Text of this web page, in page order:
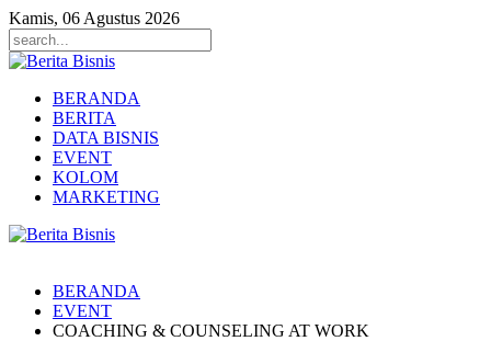
Kamis, 06 Agustus 2026
BERANDA
BERITA
DATA BISNIS
EVENT
KOLOM
MARKETING
BERANDA
EVENT
COACHING & COUNSELING AT WORK